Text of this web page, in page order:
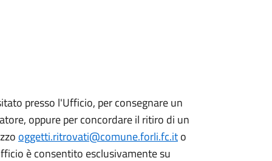
presso l'Ufficio, per consegnare un
oppure per concordare il ritiro di un
oggetti.ritrovati@comune.forli.fc.ito
è consentito esclusivamente su